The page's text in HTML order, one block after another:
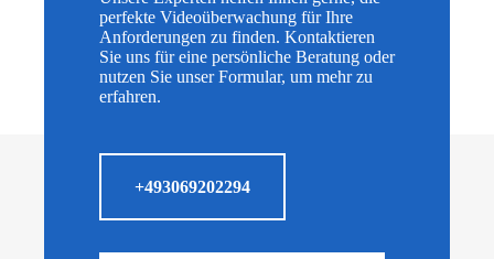
perfekte Videoüberwachung für Ihre
Anforderungen zu finden. Kontaktieren
Sie uns für eine persönliche Beratung oder
nutzen Sie unser Formular, um mehr zu
erfahren.
+493069202294